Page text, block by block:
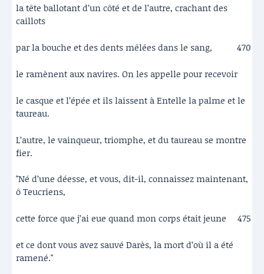
la tête ballotant d’un côté et de l’autre, crachant des
caillots
par la bouche et des dents mêlées dans le sang, 470
le ramènent aux navires. On les appelle pour recevoir
le casque et l’épée et ils laissent à Entelle la palme et le
taureau.
L’autre, le vainqueur, triomphe, et du taureau se montre
fier.
"Né d’une déesse, et vous, dit-il, connaissez maintenant,
ô Teucriens,
cette force que j’ai eue quand mon corps était jeune 475
et ce dont vous avez sauvé Darès, la mort d’où il a été
ramené."